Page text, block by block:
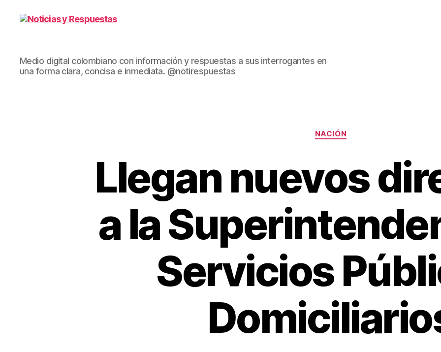
Noticias
y
Respuestas
Medio digital colombiano con información y respuestas a sus interrogantes en
una forma clara, concisa e inmediata. @notirespuestas
Categorías
NACIÓN
Llegan nuevos
a la
Servicios